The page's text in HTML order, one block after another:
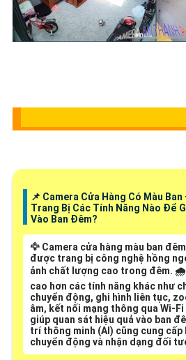
📌 Camera Cửa Hàng Có Màu
Trang Bị Các Tính Năng Nào Để
Vào Ban Đêm?
🦅 Camera cửa hàng màu ban
được trang bị công nghệ hồng
ảnh chất lượng cao trong đêm. 🌧️
cao hơn các tính năng khác như
chuyển động, ghi hình liên tục,
âm, kết nối mạng thông qua Wi-
giúp quan sát hiệu quả vào ban
trí thông minh (AI) cũng cung cấp
chuyển động và nhận dạng đối